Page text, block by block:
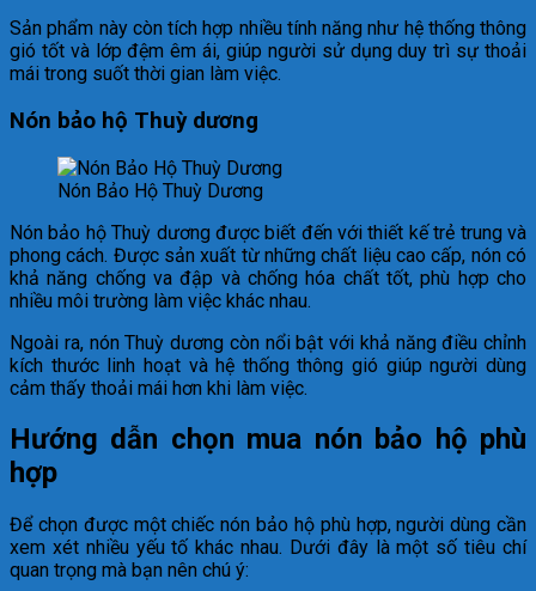
Sản phẩm này còn tích hợp nhiều tính năng như hệ thống thông
gió tốt và lớp đệm êm ái, giúp người sử dụng duy trì sự thoải
mái trong suốt thời gian làm việc.
Nón bảo hộ Thuỳ dương
Nón Bảo Hộ Thuỳ Dương
Nón bảo hộ Thuỳ dương được biết đến với thiết kế trẻ trung và
phong cách. Được sản xuất từ những chất liệu cao cấp, nón có
khả năng chống va đập và chống hóa chất tốt, phù hợp cho
nhiều môi trường làm việc khác nhau.
Ngoài ra, nón Thuỳ dương còn nổi bật với khả năng điều chỉnh
kích thước linh hoạt và hệ thống thông gió giúp người dùng
cảm thấy thoải mái hơn khi làm việc.
Hướng dẫn chọn mua nón bảo hộ phù
hợp
Để chọn được một chiếc nón bảo hộ phù hợp, người dùng cần
xem xét nhiều yếu tố khác nhau. Dưới đây là một số tiêu chí
quan trọng mà bạn nên chú ý: